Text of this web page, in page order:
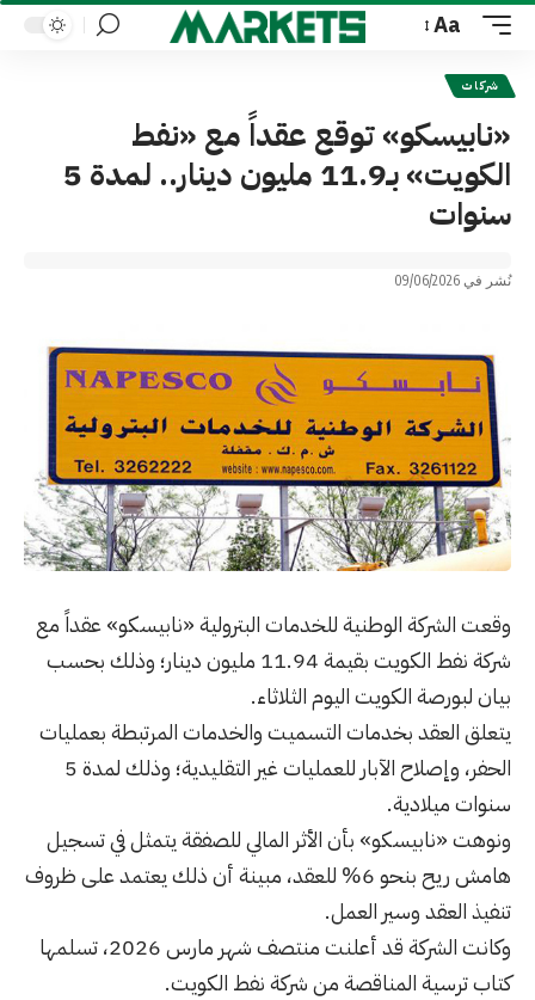
Font
Resizer
Aa
شركات
«نابيسكو» توقع عقداً مع «نفط
الكويت» بـ11.9 مليون دينار.. لمدة 5
سنوات
نُشر في 09/06/2026
وقعت الشركة الوطنية للخدمات البترولية «نابيسكو» عقداً مع
شركة نفط الكويت بقيمة 11.94 مليون دينار؛ وذلك بحسب
بيان لبورصة الكويت اليوم الثلاثاء.
يتعلق العقد بخدمات التسميت والخدمات المرتبطة بعمليات
الحفر، وإصلاح الآبار للعمليات غير التقليدية؛ وذلك لمدة 5
سنوات ميلادية.
ونوهت «نابيسكو» بأن الأثر المالي للصفقة يتمثل في تسجيل
هامش ريح بنحو 6% للعقد، مبينة أن ذلك يعتمد على ظروف
تنفيذ العقد وسير العمل.
وكانت الشركة قد أعلنت منتصف شهر مارس 2026، تسلمها
كتاب ترسية المناقصة من شركة نفط الكويت.